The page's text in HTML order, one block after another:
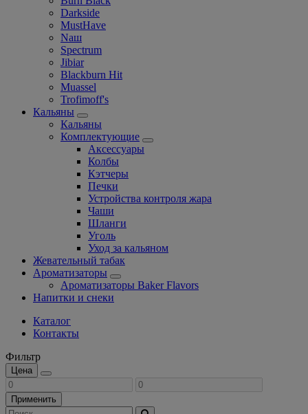
Darkside
MustHave
Nаш
Spectrum
Jibiar
Blackburn Hit
Muassel
Trofimoff's
Кальяны
Кальяны
Комплектующие
Аксессуары
Колбы
Кэтчеры
Печки
Устройства контроля жара
Чаши
Шланги
Уголь
Уход за кальяном
Жевательный табак
Ароматизаторы
Ароматизаторы Baker Flavors
Напитки и снеки
Каталог
Контакты
Фильтр
Цена
Применить